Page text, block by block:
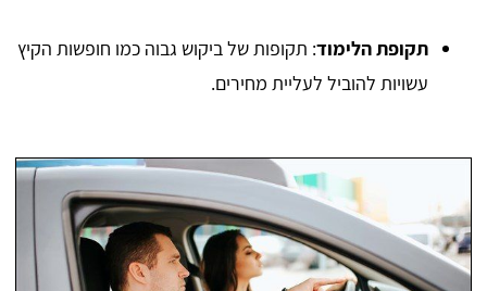
תקופת הלימוד: תקופות של ביקוש גבוה כמו חופשות הקיץ
עשויות להוביל לעליית מחירים.